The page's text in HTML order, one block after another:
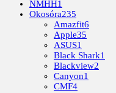
NMHH1
Okosóra235
Amazfit6
Apple35
ASUS1
Black Shark1
Blackview2
Canyon1
CMF4